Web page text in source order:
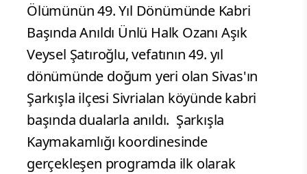
Ölümünün 49. Yıl Dönümünde Kabri
Başında Anıldı Ünlü Halk Ozanı Aşık
Veysel Şatıroğlu, vefatının 49. yıl
dönümünde doğum yeri olan Sivas'ın
Şarkışla ilçesi Sivrialan köyünde kabri
başında dualarla anıldı. Şarkışla
Kaymakamlığı koordinesinde
gerçekleşen programda ilk olarak